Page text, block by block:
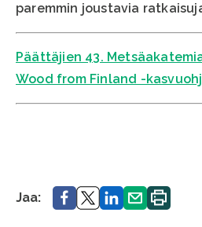
paremmin joustavia
Päättäjien 43.
Wood from Finland -
Jaa: Jaa. Jaa.Jaa. Jaa. Tulosta
sivu.